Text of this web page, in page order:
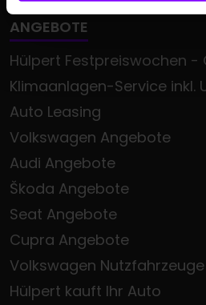
ANGEBOTE
Hülpert Festpreiswochen -
Klimaanlagen-Service inkl.
Auto Leasing
Volkswagen Angebote
Audi Angebote
Škoda Angebote
Seat Angebote
Cupra Angebote
Volkswagen
Hülpert kauft Ihr Auto